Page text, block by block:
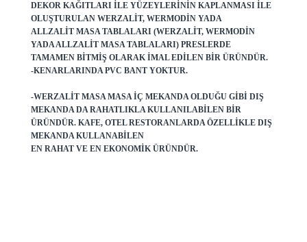
DEKOR KAĞITLARI ILE YÜZEYLERININ KAPLANMASI ILE
OLUŞTURULAN WERZALIT, WERMODIN YADA
ALLZALIT MASA TABLALARI (WERZALIT, WERMODIN
YADA ALLZALIT MASA TABLALARI) PRESLERDE
TAMAMEN BITMIŞ OLARAK IMAL EDILEN BIR ÜRÜNDÜR.
-KENARLARINDA PVC BANT YOKTUR.
-WERZALIT MASA MASA IÇ MEKANDA OLDUĞU GIBI DIŞ
MEKANDA DA RAHATLIKLA KULLANILABILEN BIR
ÜRÜNDÜR. KAFE, OTEL RESTORANLARDA ÖZELLIKLE DIŞ
MEKANDA KULLANABILEN
EN RAHAT VE EN EKONOMIK ÜRÜNDÜR.